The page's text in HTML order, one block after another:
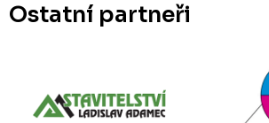
Ostatní partneři